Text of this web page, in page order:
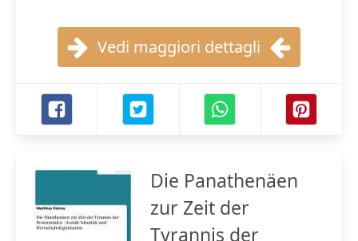
Vedi maggiori dettagli
Die Panathenäen
zur Zeit der
Tyrannis der